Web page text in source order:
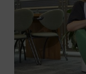
over
Samen